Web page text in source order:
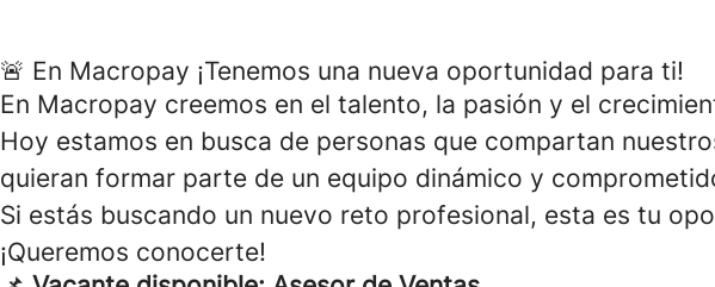
🚨 En Macropay ¡Tenemos una nueva oportunidad para ti!
En Macropay creemos en el talento, la pasión y el
Hoy estamos en busca de personas que compartan
quieran formar parte de un equipo dinámico y
Si estás buscando un nuevo reto profesional, esta es tu
¡Queremos conocerte!